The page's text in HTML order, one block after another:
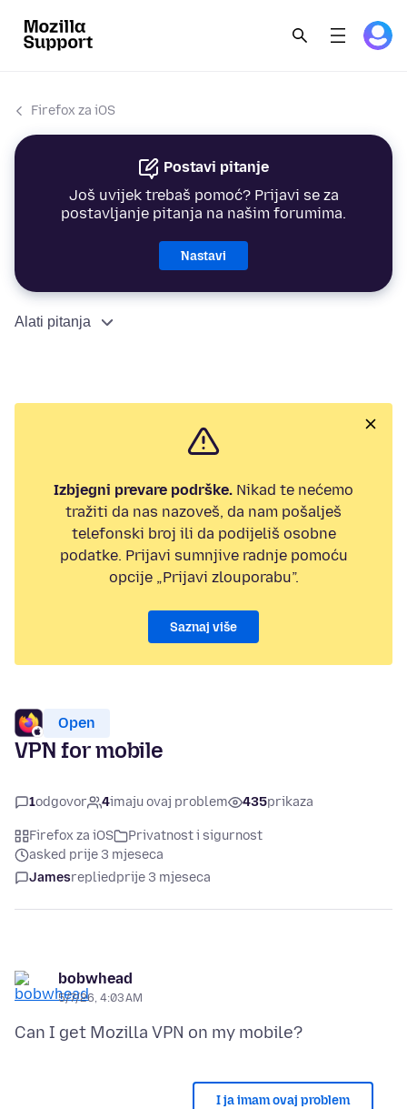
Firefox za iOS
Postavi pitanje
Još uvijek trebaš pomoć? Prijavi se za
postavljanje pitanja na našim forumima.
Nastavi
Alati pitanja
Izbjegni prevare podrške. Nikad te nećemo
tražiti da nas nazoveš, da nam pošalješ
telefonski broj ili da podijeliš osobne
podatke. Prijavi sumnjive radnje pomoću
opcije „Prijavi zlouporabu”.
Saznaj više
Open
VPN for mobile
1odgovor 4imaju ovaj problem 435prikaza
Firefox za iOS
Privatnost i sigurnost
asked prije 3 mjeseca
Jamesrepliedprije 3 mjeseca
bobwhead
5/7/26, 4:03 AM
I ja imam ovaj problem